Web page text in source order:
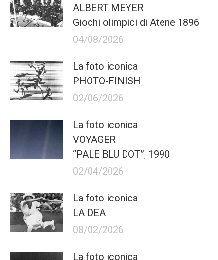
ALBERT MEYER
Giochi olimpici di Atene 1896
04/08/2026
La foto iconica
PHOTO-FINISH
02/06/2026
La foto iconica
VOYAGER
“PALE BLU DOT”, 1990
02/04/2026
La foto iconica
LA DEA
08/02/2026
La foto iconica